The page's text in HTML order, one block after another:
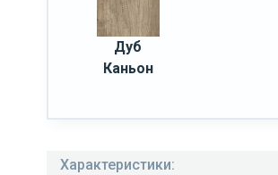
Дуб
Каньон
Характеристики: